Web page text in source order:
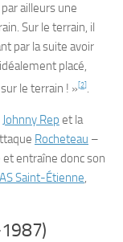
ailleurs une
Sur le terrain, il
par la suite avoir
placé,
le terrain ! »[2].
Johnny Rep et la
Rocheteau –
entraîne donc son
AS Saint-Étienne,